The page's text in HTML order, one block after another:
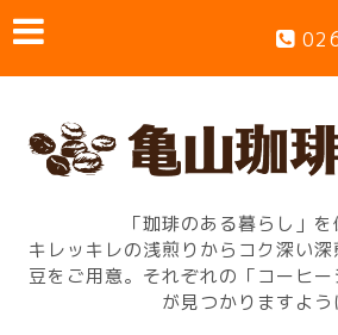
「珈琲のある暮らし」
キレッキレの浅煎りからコク深い
豆をご用意。それぞれの「コーヒ
が見つかりますよう